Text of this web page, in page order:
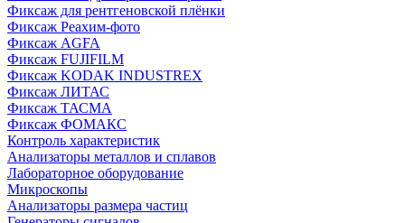
Фиксаж для рентгеновской плёнки
Фиксаж Реахим-фото
Фиксаж AGFA
Фиксаж FUJIFILM
Фиксаж KODAK INDUSTREX
Фиксаж ЛИТАС
Фиксаж ТАСМА
Фиксаж ФОМАКС
Контроль характеристик
Анализаторы металлов и сплавов
Лабораторное оборудование
Микроскопы
Анализаторы размера частиц